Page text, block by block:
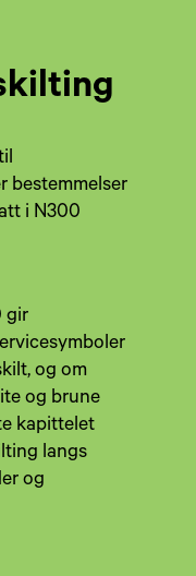
bestemmelser
i N300
gir
og om
og brune
kapittelet
langs
og